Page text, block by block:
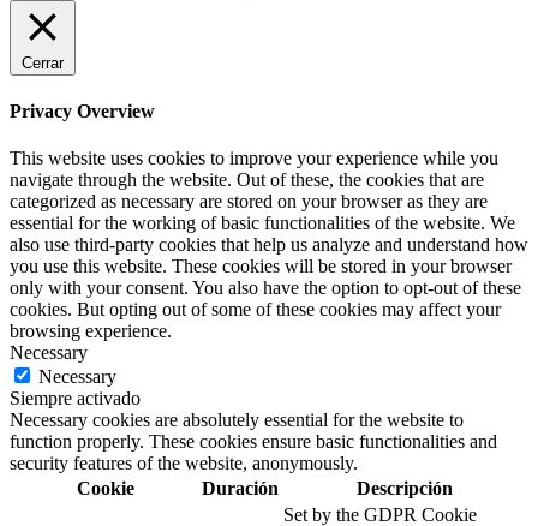
Cerrar
Privacy Overview
This website uses cookies to improve your experience while you
navigate through the website. Out of these, the cookies that are
categorized as necessary are stored on your browser as they are
essential for the working of basic functionalities of the website. We
also use third-party cookies that help us analyze and understand how
you use this website. These cookies will be stored in your browser
only with your consent. You also have the option to opt-out of these
cookies. But opting out of some of these cookies may affect your
browsing experience.
Necessary
Necessary
Siempre activado
Necessary cookies are absolutely essential for the website to
function properly. These cookies ensure basic functionalities and
security features of the website, anonymously.
Cookie
Duración
Descripción
Set by the GDPR Cookie